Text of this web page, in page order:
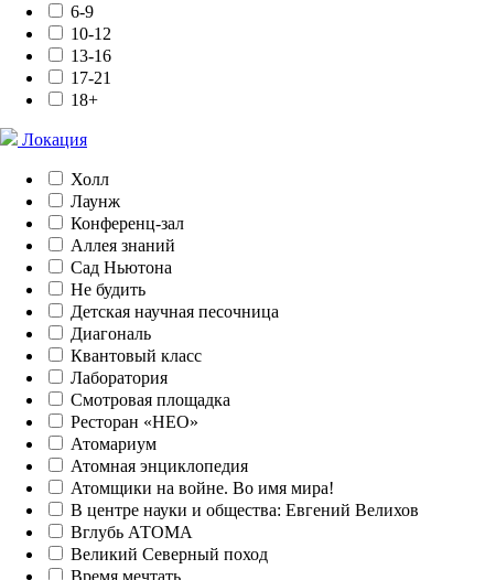
6-9
10-12
13-16
17-21
18+
Локация
Холл
Лаунж
Конференц-зал
Аллея знаний
Сад Ньютона
Не будить
Детская научная песочница
Диагональ
Квантовый класс
Лаборатория
Смотровая площадка
Ресторан «НЕО»
Атомариум
Атомная энциклопедия
Атомщики на войне. Во имя мира!
В центре науки и общества: Евгений Велихов
Вглубь АТОМА
Великий Северный поход
Время мечтать